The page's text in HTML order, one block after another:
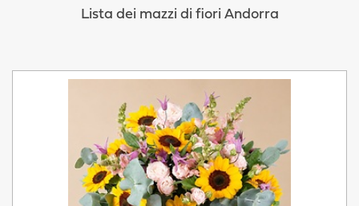
Lista dei mazzi di fiori Andorra